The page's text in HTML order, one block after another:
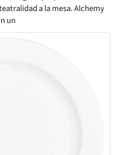
a la mesa. Alchemy
un